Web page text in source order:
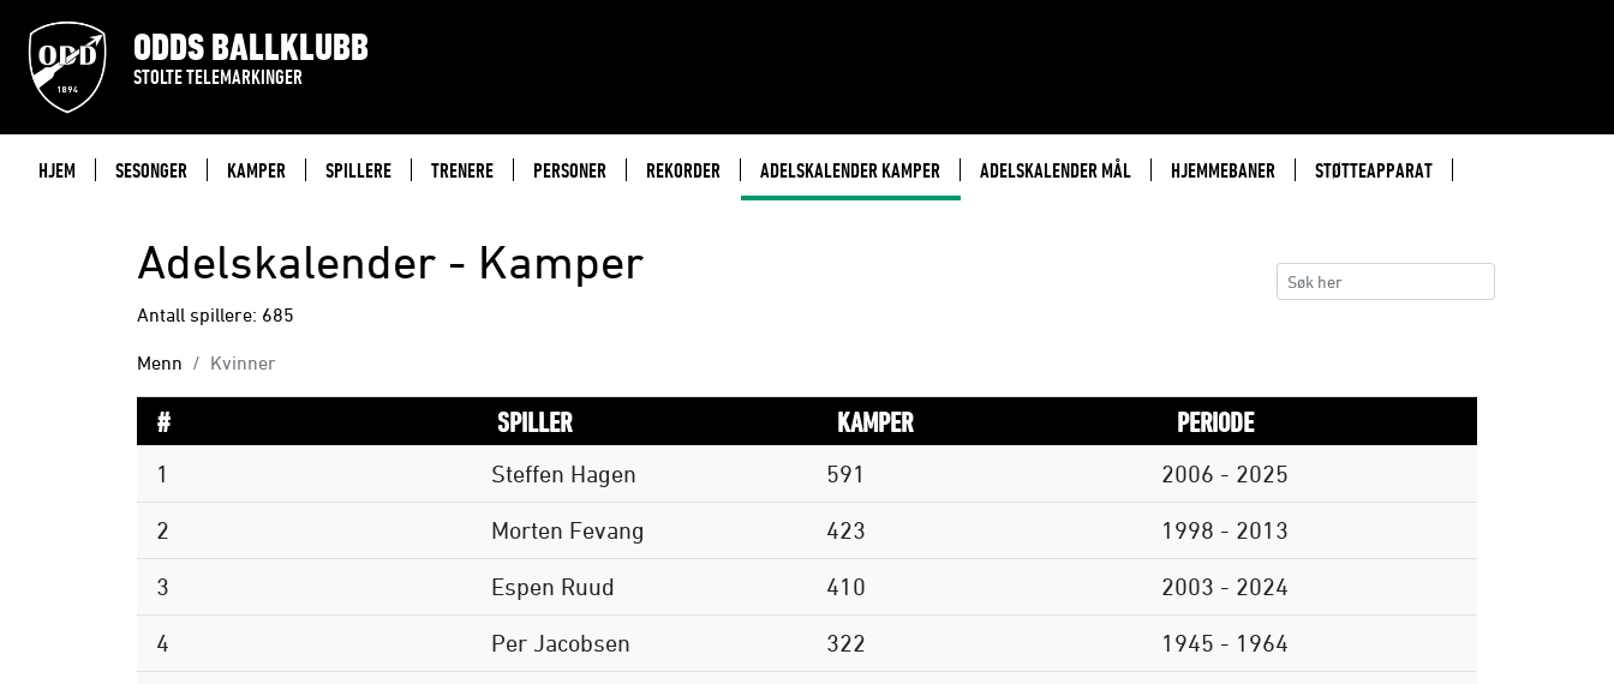
ODDS BALLKLUBB
STOLTE TELEMARKINGER
HJEM SESONGER KAMPER SPILLERE TRENERE PERSONER REKORDER ADELSKALENDER KAMPER ADELSKALENDER MÅL HJEMMEBANER STØTTEAPPARAT
Adelskalender - Kamper
Antall spillere: 685
Menn Kvinner
# SPILLER KAMPER PERIODE
1 Steffen Hagen 591 2006 - 2025
2 Morten Fevang 423 1998 - 2013
3 Espen Ruud 410 2003 - 2024
4 Per Jacobsen 322 1945 - 1964